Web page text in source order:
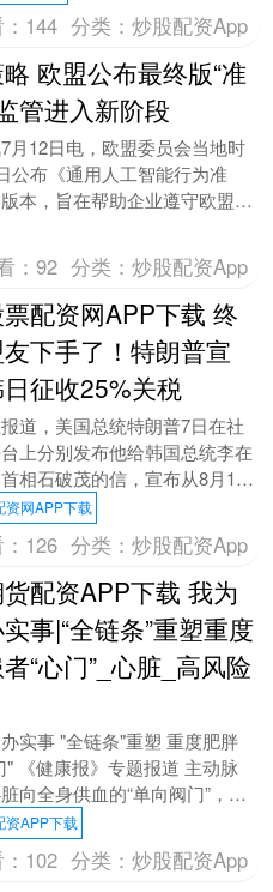
144 分类：炒股配资App
欧盟公布最终版“准
管进入新阶段
月12日电，欧盟委员会当地时
公布《通用人工智能行为准
本，旨在帮助企业遵守欧盟
法案》的相关规定。该准则为
能模型....
：92 分类：炒股配资App
配资网APP下载 终
下手了！特朗普宣
征收25%关税
道，美国总统特朗普7日在社
上分别发布他给韩国总统李在
相石破茂的信，宣布从8月1日
日本输美的所有产品均征收
。 ....
资网APP下载
126 分类：炒股配资App
配资APP下载 我为
事|“全链条”重塑重度
“心门”_心脏_高风险
实事 "全链条"重塑 重度肥胖
" 《健康报》专题报道 主动脉
向全身供血的“单向阀门”，随
，瓣膜可能钙化、僵硬，导致
资APP下载
102 分类：炒股配资App